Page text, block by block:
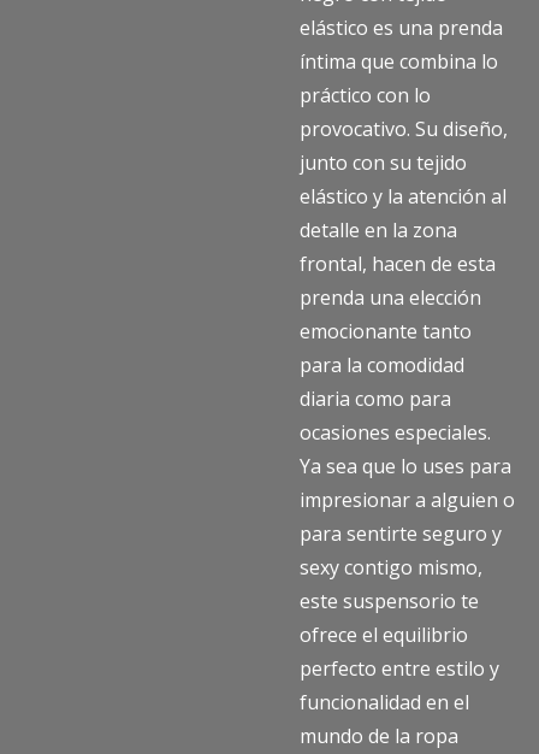
elástico es una prenda
íntima que combina lo
práctico con lo
provocativo. Su diseño,
junto con su tejido
elástico y la atención al
detalle en la zona
frontal, hacen de esta
prenda una elección
emocionante tanto
para la comodidad
diaria como para
ocasiones especiales.
Ya sea que lo uses para
impresionar a alguien o
para sentirte seguro y
sexy contigo mismo,
este suspensorio te
ofrece el equilibrio
perfecto entre estilo y
funcionalidad en el
mundo de la ropa